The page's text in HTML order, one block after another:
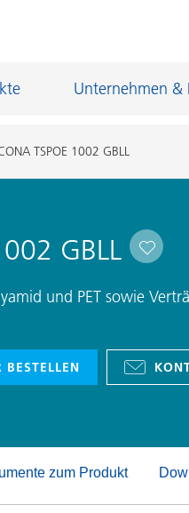
Unternehmen &
Gießerei- und
Holz- und Möbellacke
Industrielacke
TSPOE 1002 GBLL
GBLL
und PET sowie
BESTELLEN
zum Produkt